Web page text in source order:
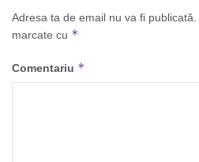
Adresa ta de email nu va fi publicată.
marcate cu *
Comentariu *